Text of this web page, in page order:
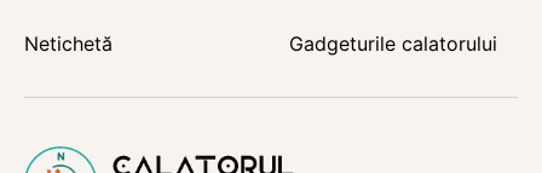
Netichetă Gadgeturile calatorului